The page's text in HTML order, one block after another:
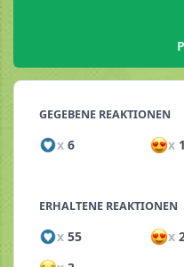
GEGEBENE REAKTIONEN
x 6 x1
ERHALTENE REAKTIONEN
x 55 x